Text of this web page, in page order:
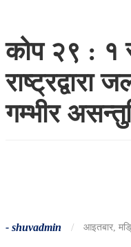
कोप २९ : १
राष्ट्रद्वारा
गम्भीर
- shuvadmin / आइतबार,